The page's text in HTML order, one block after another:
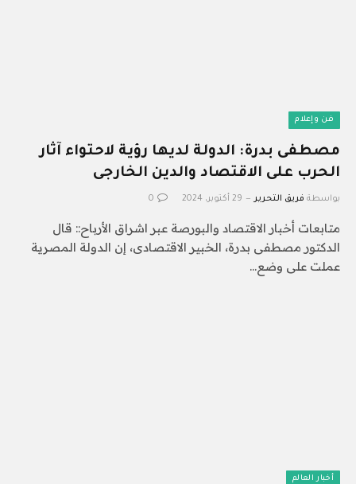
فن وإعلام
مصطفى بدرة: الدولة لديها رؤية لاحتواء آثار
الحرب على الاقتصاد والدين الخارجى
بواسطة فريق التحرير 29 أكتوبر، 2024 0
متابعات أخبار الاقتصاد والبورصة عبر اشراق الأرباح:: قال
الدكتور مصطفى بدرة، الخبير الاقتصادى، إن الدولة المصرية
عملت على وضع…
أخبار العالم